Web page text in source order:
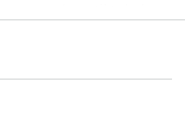
se regasesc o terasa
mp. Constructia este
cu instalatii
pereti tencuiti si